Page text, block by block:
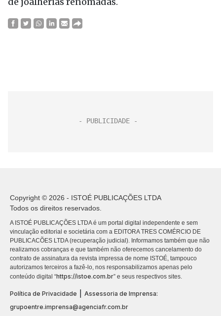
Copyright © 2026 - ISTOÉ PUBLICAÇÕES LTDA
Todos os direitos reservados.
A ISTOÉ PUBLICAÇÕES LTDA é um portal digital independente e sem
vinculação editorial e societária com a EDITORA TRES COMÉRCIO DE
PUBLICACÕES LTDA (recuperação judicial). Informamos também que não
realizamos cobranças e que também não oferecemos cancelamento do
contrato de assinatura da revista impressa de nome ISTOÉ, tampouco
autorizamos terceiros a fazê-lo, nos responsabilizamos apenas pelo
conteúdo digital “https://istoe.com.br” e seus respectivos sites.
Política de Privacidade
Assessoria de Imprensa:
grupoentre.imprensa@agenciafr.com.br